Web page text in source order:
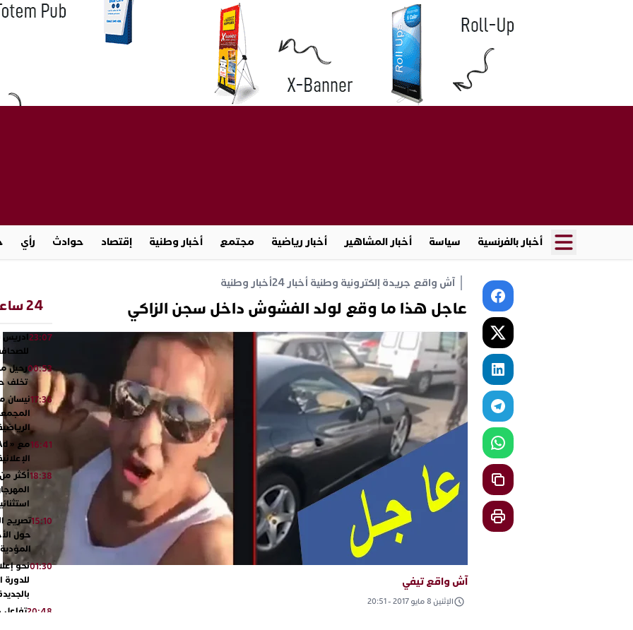
أخبار بالفرنسية سياسة أخبار المشاهير أخبار رياضية مجتمع أخبار وطنية إقتصاد حوادث رأي
آش واقع جريدة إلكترونية وطنية أخبار 24 أخبار وطنية
عاجل هذا ما وقع لولد الفشوش داخل سجن الزاكي
آش واقع تيفي
الإثنين 8 مايو 2017 - 20:51
24 ساعة
23:07ادريس
00:53رحيل
تخلف
17:36نيسان
16:41
18:38
15:10تصريح
حول
01:30نحو
للدورة
20:48